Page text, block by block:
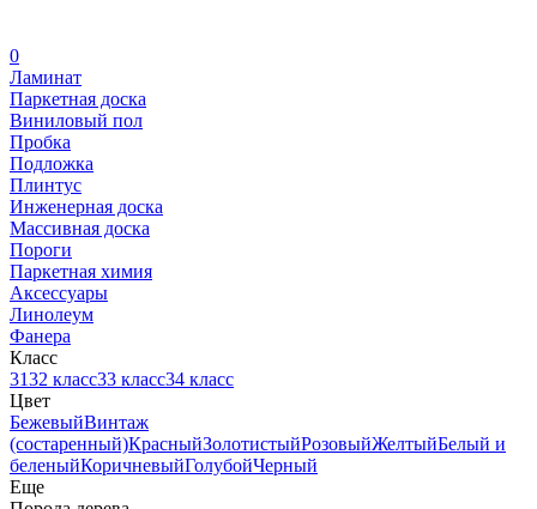
0
Ламинат
Паркетная доска
Виниловый пол
Пробка
Подложка
Плинтус
Инженерная доска
Массивная доска
Пороги
Паркетная химия
Аксессуары
Линолеум
Фанера
Класс
3132 класс33 класс34 класс
Цвет
БежевыйВинтаж
(состаренный)КрасныйЗолотистыйРозовыйЖелтыйБелый и
беленыйКоричневыйГолубойЧерный
Еще